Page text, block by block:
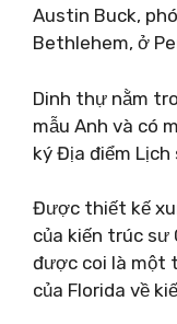
Austin Buck,
Bethlehem, ở
Dinh thự nằm
mẫu Anh và có
ký Địa điểm Lịch
Được thiết kế
của kiến ​​trúc sư
được coi là một
của Florida về